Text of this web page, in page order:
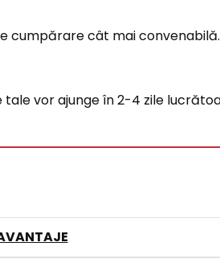
cumpărare cât mai convenabilă.
tale vor ajunge în 2-4 zile